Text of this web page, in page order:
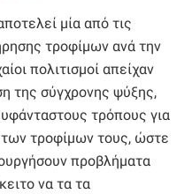
μία από τις
τροφίμων ανά την
πολιτισμοί απείχαν
της σύγχρονης ψύξης,
τρόπους για
τροφίμων τους, ώστε
προβλήματα
να τα τα